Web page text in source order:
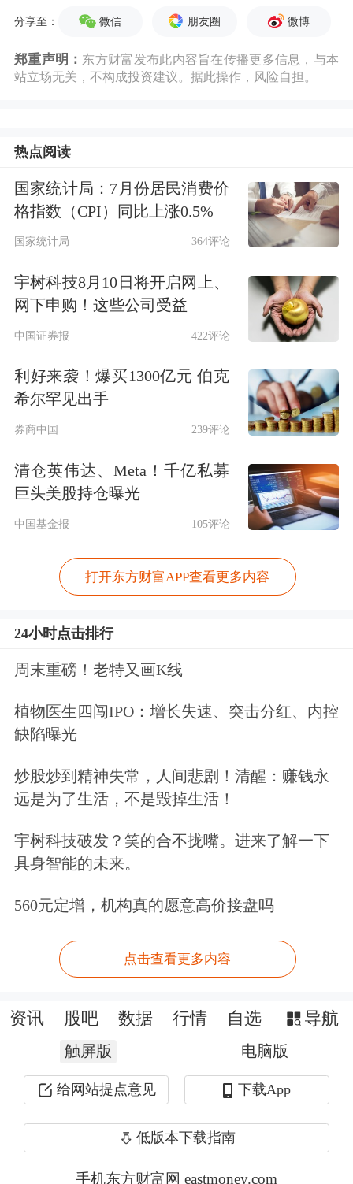
业当日突发公告
称，2018年9月26日，
宁夏黄河农村商业银行股份有限公司营
业部(下称“黄河银行”)将上陵牧业募集
上陵牧业
支行(下称“基本户”)中的244.09万元划
转，用于上陵集团关联全资子公司的担
保贷款还本付息。
对于这笔担保贷款，上陵牧业表示并不
知情，直到专项账户出了问题。上陵牧
发现募集资金专项账户被冻结。于是，
公司向董事长史仁
报告，才得知公司存
原来，2017年6月13日，上陵集团全资
子公司宁夏上陵卓恒安汽车销售服务有
限公司向黄河银行
款7500万元，到期
后经协商展期12个月；2017年4月10日
及11月8日，上陵集团全资子公司宁夏
银川上陵雷克萨斯汽车销售服务有限公
元。
截至2018年10月8日，涉及黄河银行的
上述3笔借款共归还80万元，借款余额
为1.99亿元。因此，黄河银行将上陵牧
业募集资金专项账户中的资金划转。
公开资料显示，上陵牧业的控股股东是
上陵集团，公司及上陵集团实控人为史
信，公司董事长为史仁，公司法人代表
兼总经理为史俭，他们三人为兄弟关
系。此外，上陵集团发行的“2012年宁
夏上陵实业(集团)有限公司债券”受多重
因素影响，偿债资金安排未能如期到
账，构成5亿元公司债券违约。2018年
10月24日，上陵集团已向法院申请破产
分享至： 微信 朋友圈 微博
郑重声明： 东方财富发布此内容旨在传播更多信息，与本
站立场无关，不构成投资建议。据此操作，风险自担。
热点阅读
国家统计局：7月份居民消费价
格指数（CPI）同比上涨0.5%
国家统计局 364评论
宇树科技8月10日将开启网上、
网下申购！这些公司受益
中国证券报 422评论
利好来袭！爆买1300亿元 伯克
希尔罕见出手
券商中国 239评论
清仓英伟达、Meta！千亿私募
巨头美股持仓曝光
中国基金报 105评论
打开东方财富APP查看更多内容
24小时点击排行
周末重磅！老特又画K线
植物医生四闯IPO：增长失速、突击分红、内控
缺陷曝光
炒股炒到精神失常，人间悲剧！清醒：赚钱永
远是为了生活，不是毁掉生活！
宇树科技破发？笑的合不拢嘴。进来了解一下
具身智能的未来。
560元定增，机构真的愿意高价接盘吗
点击查看更多内容
资讯 股吧 数据 行情 自选 导航
触屏版 电脑版
给网站提点意见 下载App
低版本下载指南
手机东方财富网 eastmoney.com